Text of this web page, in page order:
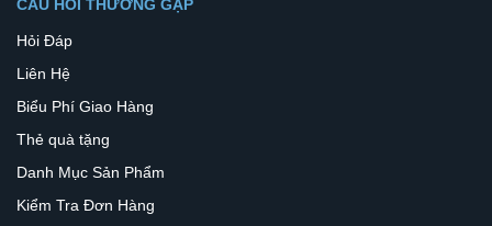
CÂU HỎI THƯỜNG GẶP
Hỏi Đáp
Liên Hệ
Biểu Phí Giao Hàng
Thẻ quà tặng
Danh Mục Sản Phẩm
Kiểm Tra Đơn Hàng